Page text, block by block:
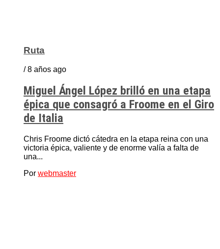
Ruta
/ 8 años ago
Miguel Ángel López brilló en una etapa
épica que consagró a Froome en el Giro
de Italia
Chris Froome dictó cátedra en la etapa reina con una
victoria épica, valiente y de enorme valía a falta de
una...
Por webmaster